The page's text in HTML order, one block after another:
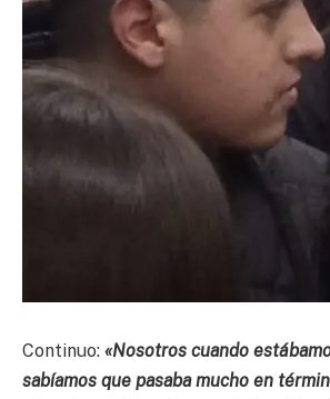
Continuo: «Nosotros cuando
sabíamos que pasaba mucho en